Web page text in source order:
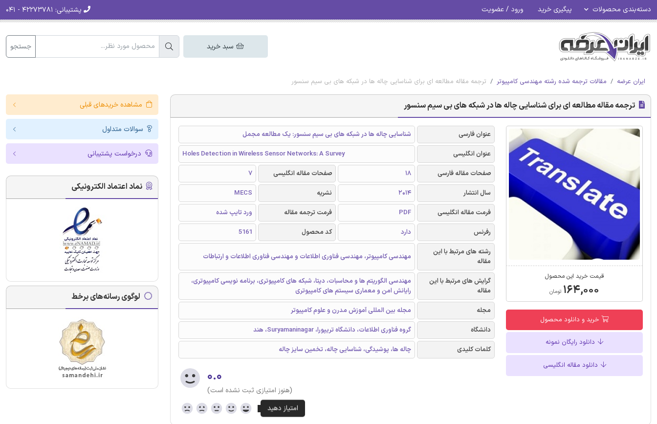
دسته‌بندی محصولات پیگیری خرید ورود / عضویت پشتیبانی:
سبد خرید جستجو
ایران عرضه مقالات ترجمه شده رشته مهندسی کامپیوتر ترجمه مقاله مطالعه ای برای شناسایی چاله ها در شبکه های بی سیم سنسور
ترجمه مقاله مطالعه ای برای شناسایی چاله ها در شبکه های بی سیم سنسور
قیمت خرید این محصول
۱۶۴,۰۰۰ تومان
خرید و دانلود محصول
دانلود رایگان نمونه
دانلود مقاله انگلیسی
عنوان فارسی
شناسایی چاله ها در شبکه های بی سیم سنسور: یک مطالعه مجمل
عنوان انگلیسی
Holes Detection in Wireless Sensor Networks: A Survey
صفحات مقاله فارسی
18 صفحات مقاله انگلیسی
7
سال انتشار
2014 نشریه
MECS
فرمت مقاله انگلیسی
PDF فرمت ترجمه مقاله
ورد تایپ شده
رفرنس
دارد کد محصول
5161
رشته های مرتبط با این
مقاله
مهندسی کامپیوتر، مهندسی فناوری اطلاعات و مهندسی فناوری اطلاعات و ارتباطات
گرایش های مرتبط با این
مقاله
مهندسی الگوریتم ها و محاسبات، دیتا، شبکه های کامپیوتری، برنامه نویسی کامپیوتری،
رایانش امن و معماری سیستم های کامپیوتری
مجله
مجله بین المللی آموزش مدرن و علوم کامپیوتر
دانشگاه
گروه فناوری اطلاعات، دانشگاه تریپورا، Suryamaninagar، هند
کلمات کلیدی
چاله ها، پوشیدگی، شناسایی چاله، تخمین سایز چاله
۰.۰
(هنوز امتیازی ثبت نشده است)
مشاهده خریدهای قبلی
سوالات متداول
درخواست پشتیبانی
نماد اعتماد الکترونیکی
لوگوی رسانه‌های برخط